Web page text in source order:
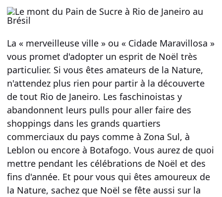
La « merveilleuse ville » ou « Cidade Maravillosa »
vous promet d'adopter un esprit de Noël très
particulier. Si vous êtes amateurs de la Nature,
n'attendez plus rien pour partir à la découverte
de tout Rio de Janeiro. Les faschinoistas y
abandonnent leurs pulls pour aller faire des
shoppings dans les grands quartiers
commerciaux du pays comme à Zona Sul, à
Leblon ou encore à Botafogo. Vous aurez de quoi
mettre pendant les célébrations de Noël et des
fins d'année. Et pour vous qui êtes amoureux de
la Nature, sachez que Noël se fête aussi sur la